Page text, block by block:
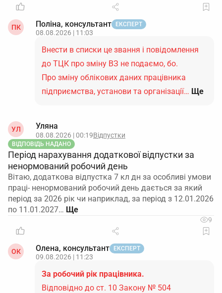
ПК Поліна, консультант ЕКСПЕРТ
08.08.2026 | 11:03
Внести в списки це звання і повідомлення
до ТЦК про зміну ВЗ не подаємо, бо.
Про зміну облікових даних працівника
підприємства, установи та організації… Ще
УЛ Уляна
08.08.2026 | 00:19Відпустки
ВІДПОВІДЬ НАДАНО
Період нарахування додаткової відпустки за
ненормований робочий день
Вітаю, додаткова відпустка 7 кл дн за особливі умови
праці- ненормований робочий день дається за який
період за 2026 рік чи наприклад, за період з 12.01.2026
по 11.01.2027…
9
ОК Олена, консультант ЕКСПЕРТ
09.08.2026 | 11:23
За робочий рік працівника.
Відповідно до ст. 10 Закону № 504